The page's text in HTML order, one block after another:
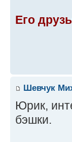
Его
Шевчук
Юрик,
бэшки.